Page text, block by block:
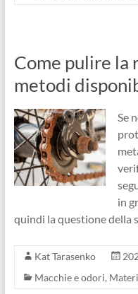
Come pulire la
metodi
Se
in
quindi la questione della
Kat Tarasenko
Macchie e odori,